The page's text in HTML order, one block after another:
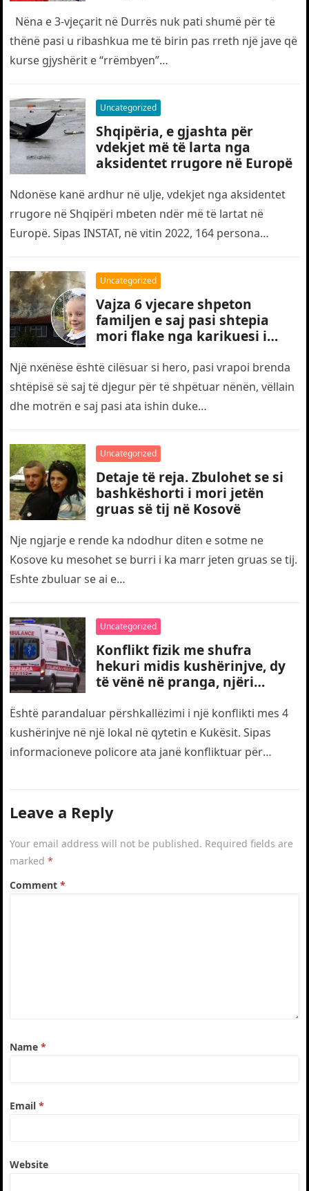
Nëna e 3-vjeçarit në Durrës nuk pati shumë për të
thënë pasi u ribashkua me të birin pas rreth një jave që
kurse gjyshërit e “rrëmbyen”…
Uncategorized
Shqipëria, e gjashta për
vdekjet më të larta nga
aksidentet rrugore në Europë
Ndonëse kanë ardhur në ulje, vdekjet nga aksidentet
rrugore në Shqipëri mbeten ndër më të lartat në
Europë. Sipas INSTAT, në vitin 2022, 164 persona
Uncategorized
Vajza 6 vjecare shpeton
familjen e saj pasi shtepia
mori flake nga karikuesi i
Një nxënëse është cilësuar si hero, pasi vrapoi brenda
shtëpisë së saj të djegur për të shpëtuar nënën, vëllain
dhe motrën e saj pasi ata ishin duke…
Uncategorized
Detaje të reja. Zbulohet se si
bashkëshorti i mori jetën
gruas së tij në Kosovë
Nje ngjarje e rende ka ndodhur diten e sotme ne
Kosove ku mesohet se burri i ka marr jeten gruas se tij.
Eshte zbuluar se ai e…
Uncategorized
Konflikt fizik me shufra
hekuri midis kushërinjve, dy
të vënë në pranga, njëri
drejt traumës
Është parandaluar përshkallëzimi i një konflikti mes 4
kushërinjve në një lokal në qytetin e Kukësit. Sipas
informacioneve policore ata janë konfliktuar për
Leave a Reply
Your email address will not be published. Required fields are
marked*
Comment*
Name*
Email*
Website